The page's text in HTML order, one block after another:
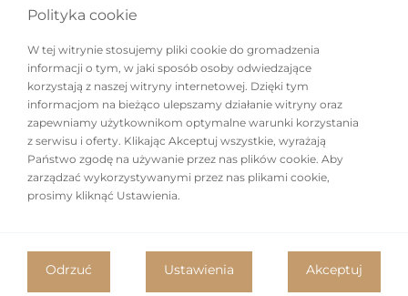
Polityka cookie
W tej witrynie stosujemy pliki cookie do gromadzenia
informacji o tym, w jaki sposób osoby odwiedzające
korzystają z naszej witryny internetowej. Dzięki tym
informacjom na bieżąco ulepszamy działanie witryny oraz
zapewniamy użytkownikom optymalne warunki korzystania
z serwisu i oferty. Klikając Akceptuj wszystkie, wyrażają
Państwo zgodę na używanie przez nas plików cookie. Aby
zarządzać wykorzystywanymi przez nas plikami cookie,
prosimy kliknąć Ustawienia.
Odrzuć Ustawienia Akceptuj